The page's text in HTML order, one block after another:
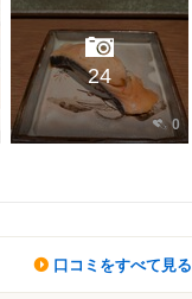
0
24
口コミをすべて見る